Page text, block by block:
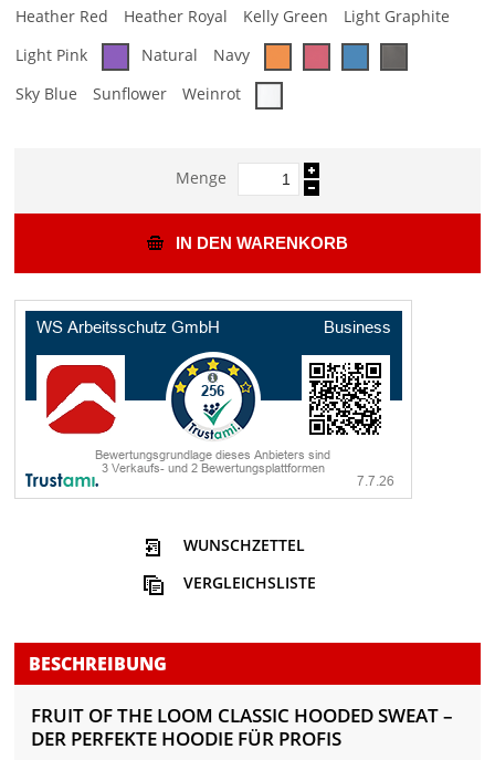
Heather Red
Heather Royal Kelly Green
Light Graphite
Light Pink
Natural
Navy
Sky Blue
Sunflower Weinrot
Menge
IN DEN WARENKORB
WUNSCHZETTEL
VERGLEICHSLISTE
BESCHREIBUNG
FRUIT OF THE LOOM CLASSIC HOODED SWEAT –
DER PERFEKTE HOODIE FÜR PROFIS